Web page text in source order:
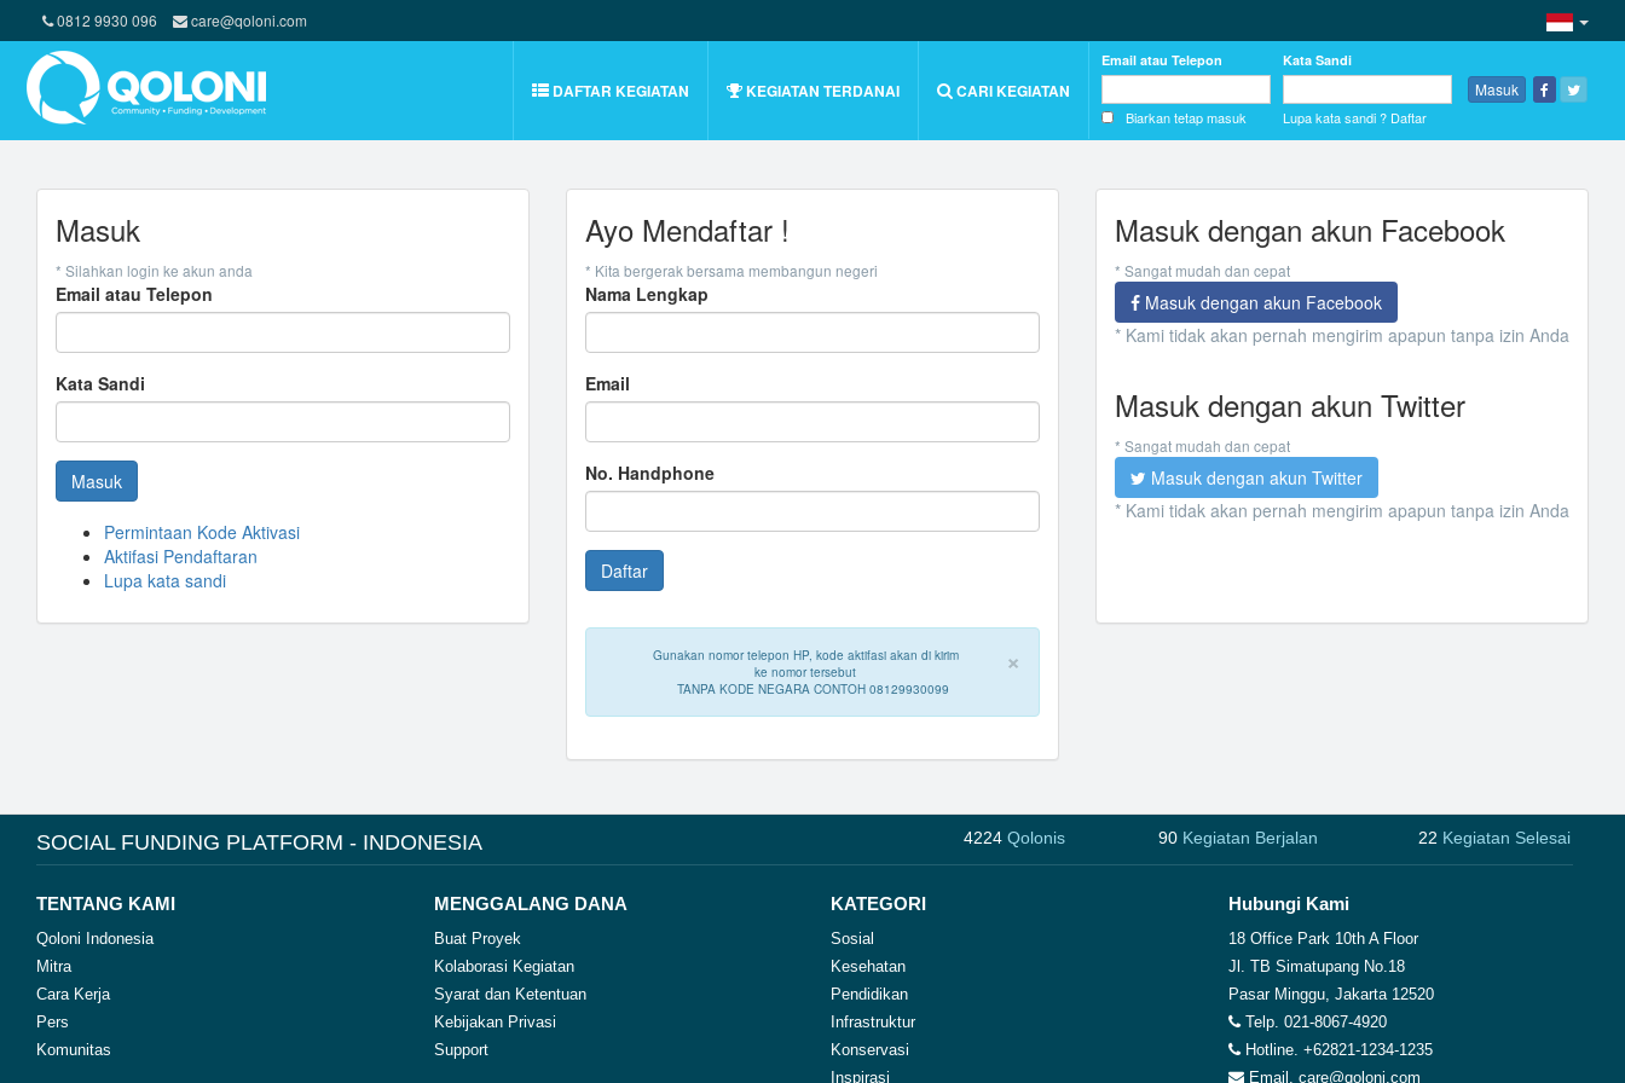
0812 9930 096 care@qoloni.com
DAFTAR KEGIATAN KEGIATAN TERDANAI CARI KEGIATAN
Email atau Telepon
Biarkan tetap masuk
Kata Sandi
Masuk
Lupa kata sandi ? Daftar
Masuk
* Silahkan login ke akun anda
Email atau Telepon
Kata Sandi
Masuk
Permintaan Kode Aktivasi
Aktifasi Pendaftaran
Lupa kata sandi
Ayo Mendaftar !
* Kita bergerak bersama membangun negeri
Nama Lengkap
Email
No. Handphone
×
Gunakan nomor telepon HP, kode aktifasi akan di kirim
ke nomor tersebut
TANPA KODE NEGARA CONTOH 08129930099
Masuk dengan akun Facebook
* Sangat mudah dan cepat
Masuk dengan akun Facebook
* Kami tidak akan pernah mengirim apapun tanpa izin Anda
Masuk dengan akun Twitter
* Sangat mudah dan cepat
Masuk dengan akun Twitter
* Kami tidak akan pernah mengirim apapun tanpa izin Anda
SOCIAL FUNDING PLATFORM - INDONESIA 4224 Qolonis 90 Kegiatan Berjalan 22 Kegiatan Selesai
TENTANG KAMI
Qoloni Indonesia
Mitra
Cara Kerja
Pers
Komunitas
MENGGALANG DANA
Buat Proyek
Kolaborasi Kegiatan
Syarat dan Ketentuan
Kebijakan Privasi
Support
KATEGORI
Sosial
Kesehatan
Pendidikan
Infrastruktur
Konservasi
Inspirasi
Hubungi Kami
18 Office Park 10th A Floor
Jl. TB Simatupang No.18
Pasar Minggu, Jakarta 12520
Telp. 021-8067-4920
Hotline. +62821-1234-1235
Email. care@qoloni.com